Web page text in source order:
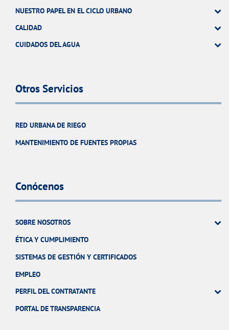
NUESTRO PAPEL EN EL CICLO URBANO
CALIDAD
CUIDADOS DEL AGUA
Otros Servicios
RED URBANA DE RIEGO
MANTENIMIENTO DE FUENTES PROPIAS
Conócenos
SOBRE NOSOTROS
ÉTICA Y CUMPLIMIENTO
SISTEMAS DE GESTIÓN Y CERTIFICADOS
EMPLEO
PERFIL DEL CONTRATANTE
PORTAL DE TRANSPARENCIA